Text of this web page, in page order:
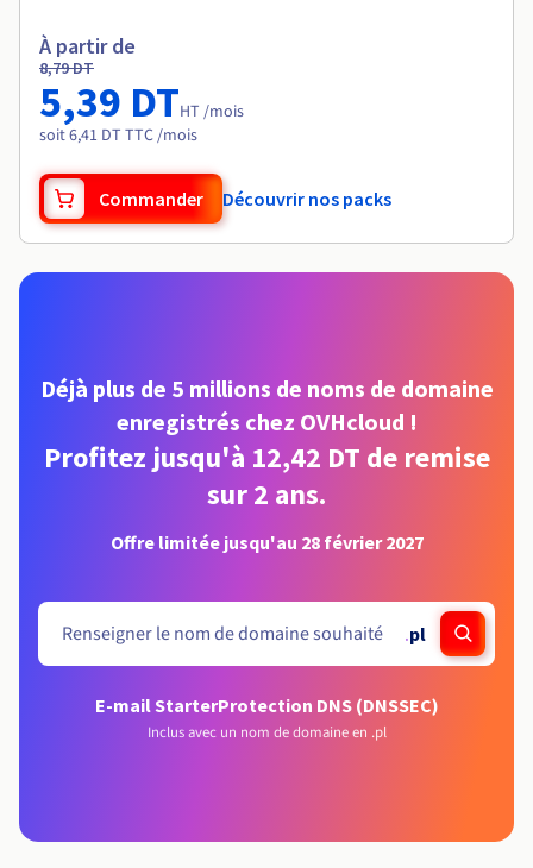
À partir de
8,79 DT
5,39 DTHT /mois
soit 6,41 DT TTC /mois
Commander Découvrir nos packs
Déjà plus de 5 millions de noms de domaine
enregistrés chez OVHcloud !
Profitez jusqu'à 12,42 DT de remise
sur 2 ans.
Offre limitée jusqu'au 28 février 2027
.pl
E-mail StarterProtection DNS (DNSSEC)
Inclus avec un nom de domaine en .pl